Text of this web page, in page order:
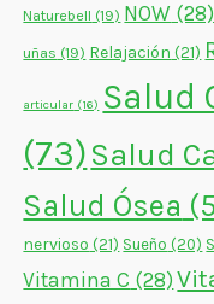
Naturebell (19) NOW (28)
uñas (19) Relajación (21)
articular (16) Salud
(73)Salud
Salud Ósea
nervioso (21) Sueño (20)
Vitamina C (28)